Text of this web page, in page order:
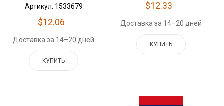
Артикул: 1533679
$12.06
Доставка за 14–20 дней
КУПИТЬ
$12.33
Доставка за 14–20 дней
КУПИТЬ